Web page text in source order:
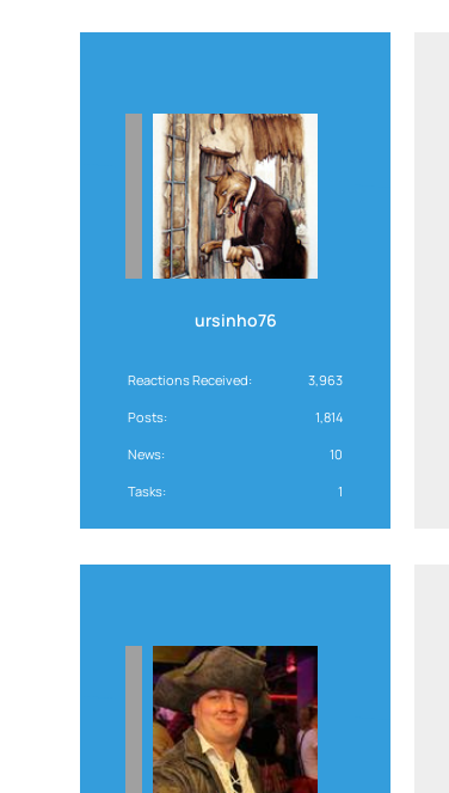
ursinho76
Reactions Received 3,963
Posts 1,814
News 10
Tasks 1